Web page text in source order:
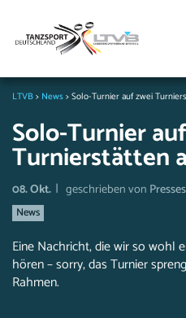
LTVB> News>Solo-Turnier auf zwei
Solo-Turnier
Turnierstätten
08. Okt. | geschrieben von
News
Eine Nachricht, die wir so wohl
hören – sorry, das Turnier
Rahmen.